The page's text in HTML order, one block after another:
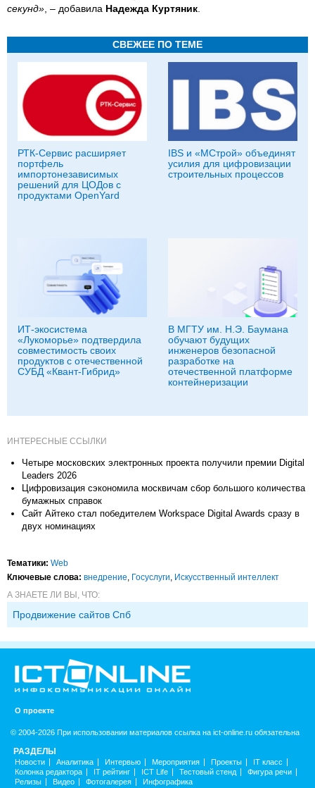
секунд» , – добавила Надежда Куртяник
СВЕЖЕЕ ПО ТЕМЕ
РТК-Сервис расширяет
портфель
импортонезависимых
решений для ЦОДов с
продуктами OpenYard
IBS и «МСтрой» объединят
усилия для цифровизации
строительных процессов
ИТ-экосистема
«Лукоморье» подтвердила
совместимость своих
продуктов с отечественной
СУБД «Квант-Гибрид»
В МГТУ им. Н.Э. Баумана
обучают будущих
инженеров безопасной
разработке на
отечественной платформе
контейнеризации
ИНТЕРЕСНЫЕ ССЫЛКИ
Четыре московских электронных проекта получили премии Digital
Leaders 2026
Цифровизация сэкономила москвичам сбор большого количества
бумажных справок
Сайт Айтеко стал победителем Workspace Digital Awards сразу в
двух номинациях
Тематики: Web
Ключевые слова: внедрение Госуслуги Искусственный интеллект
А ЗНАЕТЕ ЛИ ВЫ, ЧТО:
Продвижение сайтов Спб
О проекте
© 2004-2026 При использовании материалов ссылка на ict-online.ru обязательна
РАЗДЕЛЫ
Новости Аналитика Интервью Мероприятия Проекты
IT класс
Колонка редактора
IT рейтинг ICT Life Тестовый стенд
Фигура речи
Релизы
Видео Фотогалерея Инфографика